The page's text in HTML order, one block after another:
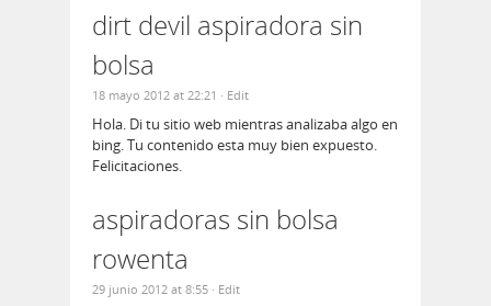
dirt devil aspiradora sin
bolsa
18 mayo 2012 at 22:21 · Edit
Hola. Di tu sitio web mientras analizaba algo en
bing. Tu contenido esta muy bien expuesto.
Felicitaciones.
aspiradoras sin bolsa
rowenta
29 junio 2012 at 8:55 · Edit